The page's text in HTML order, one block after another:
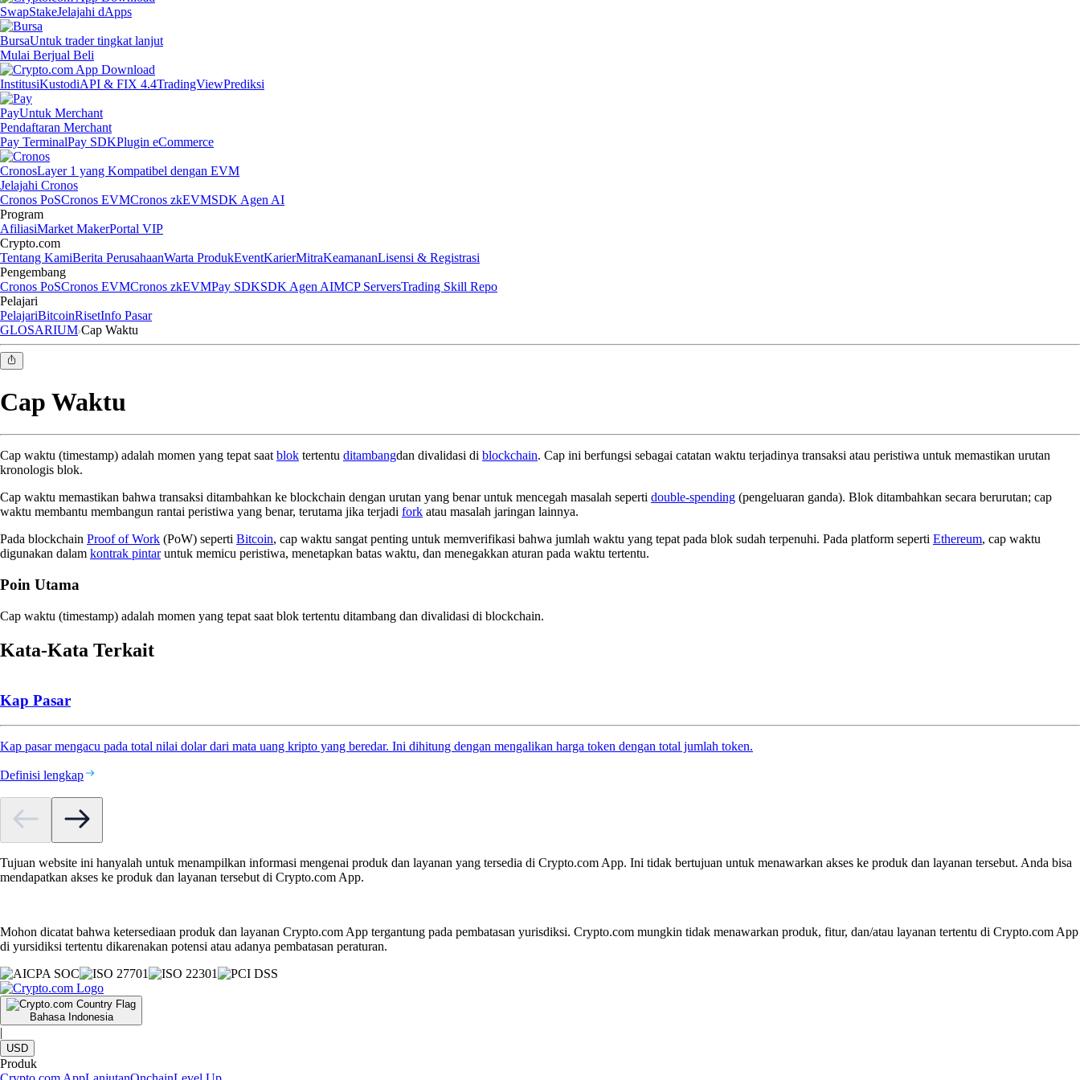
SwapStakeJelajahi dApps
BursaUntuk trader tingkat lanjut
Mulai Berjual Beli
InstitusiKustodiAPI & FIX 4.4TradingViewPrediksi
PayUntuk Merchant
Pendaftaran Merchant
Pay TerminalPay SDKPlugin eCommerce
CronosLayer 1 yang Kompatibel dengan EVM
Jelajahi Cronos
Cronos PoSCronos EVMCronos zkEVMSDK Agen AI
Program
AfiliasiMarket MakerPortal VIP
Crypto.com
Tentang KamiBerita PerusahaanWarta ProdukEventKarierMitraKeamananLisensi & Registrasi
Pengembang
Cronos PoSCronos EVMCronos zkEVMPay SDKSDK Agen AIMCP ServersTrading Skill Repo
Pelajari
PelajariBitcoinRisetInfo Pasar
GLOSARIUM Cap Waktu
Cap Waktu
Cap waktu (timestamp) adalah momen yang tepat saat blok tertentu ditambangdan divalidasi di blockchain. Cap ini berfungsi sebagai catatan waktu terjadinya transaksi atau peristiwa untuk memastikan urutan
kronologis blok.
Cap waktu memastikan bahwa transaksi ditambahkan ke blockchain dengan urutan yang benar untuk mencegah masalah seperti double-spending (pengeluaran ganda). Blok ditambahkan secara berurutan; cap
waktu membantu membangun rantai peristiwa yang benar, terutama jika terjadi fork atau masalah jaringan lainnya.
Pada blockchain Proof of Work (PoW) seperti Bitcoin, cap waktu sangat penting untuk memverifikasi bahwa jumlah waktu yang tepat pada blok sudah terpenuhi. Pada platform seperti Ethereum, cap waktu
digunakan dalam kontrak pintaruntuk memicu peristiwa, menetapkan batas waktu, dan menegakkan aturan pada waktu tertentu.
Poin Utama
Cap waktu (timestamp) adalah momen yang tepat saat blok tertentu ditambang dan divalidasi di blockchain.
Kata-Kata Terkait
Kap Pasar
Kap pasar mengacu pada total nilai dolar dari mata uang kripto yang beredar. Ini dihitung dengan mengalikan harga token dengan total jumlah token.
Definisi lengkap
Tujuan website ini hanyalah untuk menampilkan informasi mengenai produk dan layanan yang tersedia di Crypto.com App. Ini tidak bertujuan untuk menawarkan akses ke produk dan layanan tersebut. Anda bisa
mendapatkan akses ke produk dan layanan tersebut di Crypto.com App.
Mohon dicatat bahwa ketersediaan produk dan layanan Crypto.com App tergantung pada pembatasan yurisdiksi. Crypto.com mungkin tidak menawarkan produk, fitur, dan/atau layanan tertentu di Crypto.com App
di yursidiksi tertentu dikarenakan potensi atau adanya pembatasan peraturan.
Bahasa Indonesia
|
USD
Produk